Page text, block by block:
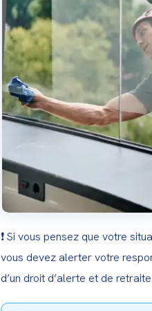
❗ Si vous pensez que votre
vous devez alerter votre
d’un droit d’alerte et de retraite.